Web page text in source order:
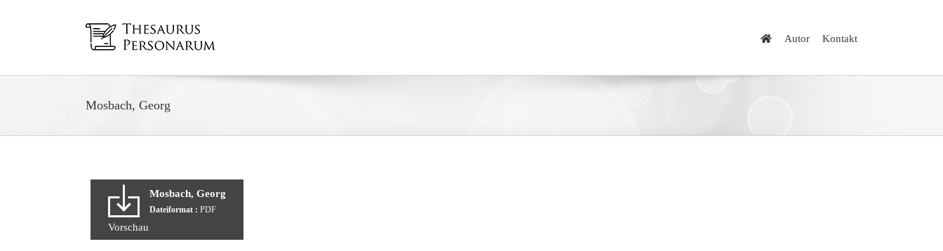
Autor Kontakt
Mosbach, Georg
Mosbach, Georg
Dateiformat : PDF
Vorschau